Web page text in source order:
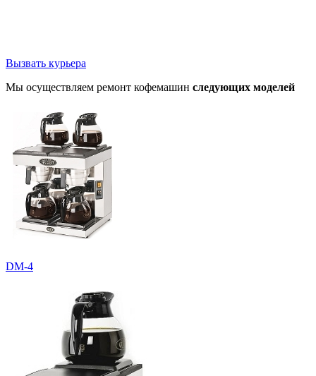
Вызвать курьера
Мы осуществляем ремонт кофемашин следующих моделей
DM-4